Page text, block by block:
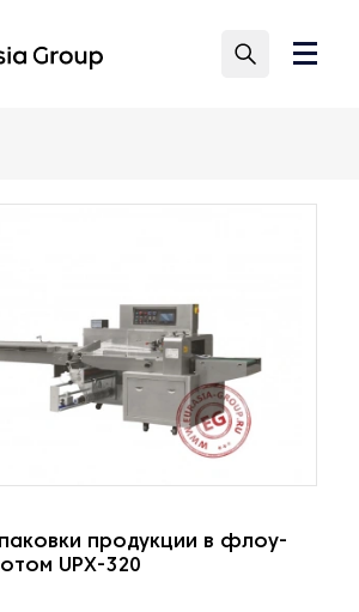
продукции в флоу-
UPX-320